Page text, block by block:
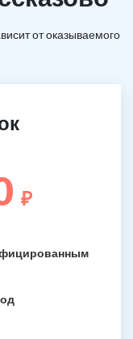
от оказываемого
₽